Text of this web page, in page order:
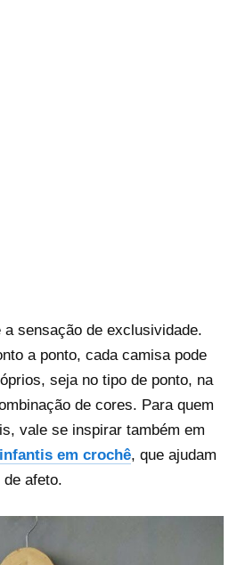
sensação de exclusividade.
a ponto, cada camisa pode
seja no tipo de ponto, na
de cores. Para quem
vale se inspirar também em
em crochê, que ajudam
afeto.